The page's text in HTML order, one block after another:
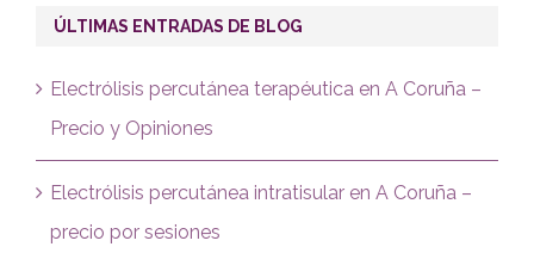
ÚLTIMAS ENTRADAS DE BLOG
Electrólisis percutánea terapéutica en A Coruña –
Precio y Opiniones
Electrólisis percutánea intratisular en A Coruña –
precio por sesiones